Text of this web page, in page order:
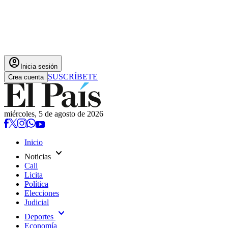
account_circle Inicia sesión
Crea cuenta SUSCRÍBETE
miércoles, 5 de agosto de 2026
Inicio
Noticias expand_more
Cali
Licita
Política
Elecciones
Judicial
Deportes expand_more
Economía